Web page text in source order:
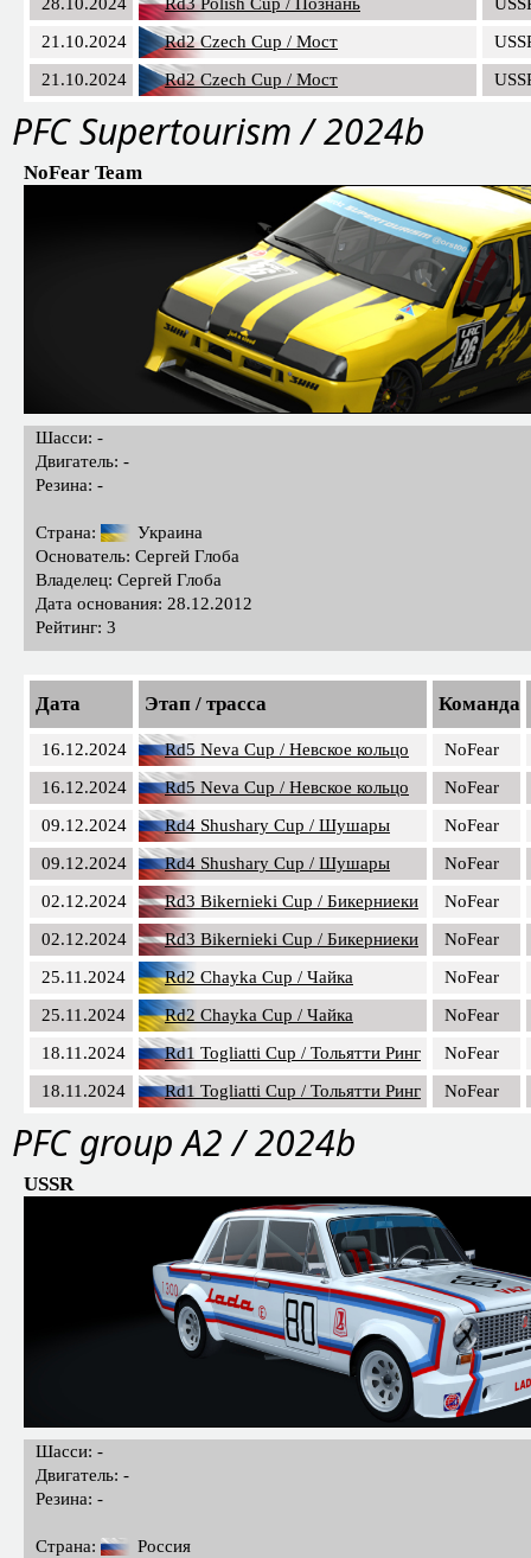
21.10.2024
Rd2 Czech Cup / Мост
21.10.2024
Rd2 Czech Cup / Мост
PFC Supertourism / 2024b
NoFear Team
Шасси: -
Двигатель: -
Резина: -
Страна:
Украина
Основатель: Сергей Глоба
Владелец: Сергей Глоба
Дата основания: 28.12.2012
Рейтинг: 3
Дата Этап / трасса Команда
16.12.2024 Rd5 Neva Cup / Невское кольцо
NoFear
16.12.2024
Rd5 Neva Cup / Невское кольцо
NoFear
09.12.2024
Rd4 Shushary Cup / Шушары
NoFear
09.12.2024
Rd4 Shushary Cup / Шушары
NoFear
02.12.2024
Rd3 Bikernieki Cup / Бикерниеки
NoFear
02.12.2024
Rd3 Bikernieki Cup / Бикерниеки
NoFear
25.11.2024
Rd2 Chayka Cup / Чайка
NoFear
25.11.2024
Rd2 Chayka Cup / Чайка
NoFear
18.11.2024
Rd1 Togliatti Cup / Тольятти Ринг
NoFear
18.11.2024
Rd1 Togliatti Cup / Тольятти Ринг NoFear
PFС group A2 / 2024b
USSR
Шасси: -
Двигатель: -
Резина: -
Страна:
Россия